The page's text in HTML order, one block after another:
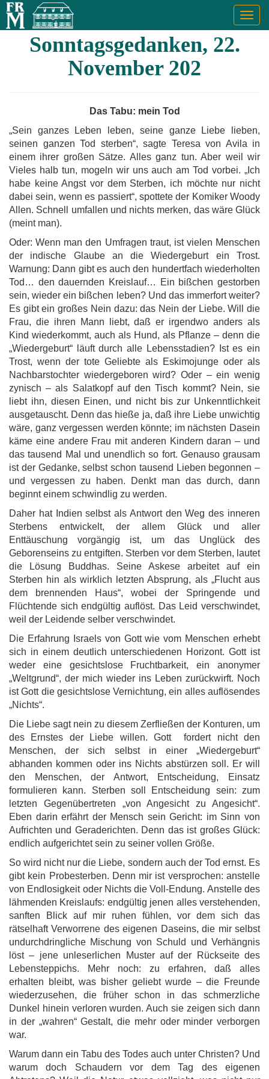
Sonntagsgedanken, 22.
November 202
Das Tabu: mein Tod
„Sein ganzes Leben leben, seine ganze Liebe lieben,
seinen ganzen Tod sterben“, sagte Teresa von Avila in
einem ihrer großen Sätze. Alles ganz tun. Aber weil wir
Vieles halb tun, mogeln wir uns auch am Tod vorbei. „Ich
habe keine Angst vor dem Sterben, ich möchte nur nicht
dabei sein, wenn es passiert“, spottete der Komiker Woody
Allen. Schnell umfallen und nichts merken, das wäre Glück
(meint man).
Oder: Wenn man den Umfragen traut, ist vielen Menschen
der indische Glaube an die Wiedergeburt ein Trost.
Warnung: Dann gibt es auch den hundertfach wiederholten
Tod… den dauernden Kreislauf… Ein bißchen gestorben
sein, wieder ein bißchen leben? Und das immerfort weiter?
Es gibt ein großes Nein dazu: das Nein der Liebe. Will die
Frau, die ihren Mann liebt, daß er irgendwo anders als
Kind wiederkommt, auch als Hund, als Pflanze – denn die
„Wiedergeburt“ läuft durch alle Lebensstadien? Ist es ein
Trost, wenn der tote Geliebte als Eskimojunge oder als
Nachbarstochter wiedergeboren wird? Oder – ein wenig
zynisch – als Salatkopf auf den Tisch kommt? Nein, sie
liebt ihn, diesen Einen, und nicht bis zur Unkenntlichkeit
ausgetauscht. Denn das hieße ja, daß ihre Liebe unwichtig
wäre, ganz vergessen werden könnte; im nächsten Dasein
käme eine andere Frau mit anderen Kindern daran – und
das tausend Mal und unendlich so fort. Genauso grausam
ist der Gedanke, selbst schon tausend Lieben begonnen –
und vergessen zu haben. Denkt man das durch, dann
beginnt einem schwindlig zu werden.
Daher hat Indien selbst als Antwort den Weg des inneren
Sterbens entwickelt, der allem Glück und aller
Enttäuschung vorgängig ist, um das Unglück des
Geborenseins zu entgiften. Sterben vor dem Sterben, lautet
die Lösung Buddhas. Seine Askese arbeitet auf ein
Sterben hin als wirklich letzten Absprung, als „Flucht aus
dem brennenden Haus“, wobei der Springende und
Flüchtende sich endgültig auflöst. Das Leid verschwindet,
weil der Leidende selber verschwindet.
Die Erfahrung Israels von Gott wie vom Menschen erhebt
sich in einem deutlich unterschiedenen Horizont. Gott ist
weder eine gesichtslose Fruchtbarkeit, ein anonymer
„Weltgrund“, der mich wieder ins Leben zurückwirft. Noch
ist Gott die gesichtslose Vernichtung, ein alles auflösendes
„Nichts“.
Die Liebe sagt nein zu diesem Zerfließen der Konturen, um
des Ernstes der Liebe willen. Gott fordert nicht den
Menschen, der sich selbst in einer „Wiedergeburt“
abhanden kommen oder ins Nichts abstürzen soll. Er will
den Menschen, der Antwort, Entscheidung, Einsatz
formulieren kann. Sterben soll Entscheidung sein: zum
letzten Gegenübertreten „von Angesicht zu Angesicht“.
Eben darin erfährt der Mensch sein Gericht: im Sinn von
Aufrichten und Geraderichten. Denn das ist großes Glück:
endlich aufgerichtet sein zu seiner vollen Größe.
So wird nicht nur die Liebe, sondern auch der Tod ernst. Es
gibt kein Probesterben. Denn mir ist versprochen: anstelle
von Endlosigkeit oder Nichts die Voll-Endung. Anstelle des
lähmenden Kreislaufs: endgültig jenen alles verstehenden,
sanften Blick auf mir ruhen fühlen, vor dem sich das
rätselhaft Verworrene des eigenen Daseins, die mir selbst
undurchdringliche Mischung von Schuld und Verhängnis
löst – jene unleserlichen Muster auf der Rückseite des
Lebensteppichs. Mehr noch: zu erfahren, daß alles
erhalten bleibt, was bisher geliebt wurde – die Freunde
wiederzusehen, die früher schon in das schmerzliche
Dunkel hinein verloren wurden. Auch sie zeigen sich dann
in der „wahren“ Gestalt, die mehr oder minder verborgen
war.
Warum dann ein Tabu des Todes auch unter Christen? Und
warum doch Schaudern vor dem Tag des eigenen